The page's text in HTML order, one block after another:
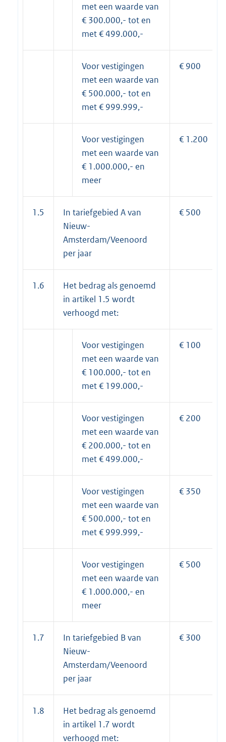
met een waarde van
€ 300.000,- tot en
met € 499.000,-
Voor vestigingen
met een waarde van
€ 500.000,- tot en
met € 999.999,-
€ 900
Voor vestigingen
met een waarde van
€ 1.000.000,- en
meer
€ 1.200
1.5
In tariefgebied A van
Nieuw-
Amsterdam/Veenoord
per jaar
€ 500
1.6
Het bedrag als genoemd
in artikel 1.5 wordt
verhoogd met:
Voor vestigingen
met een waarde van
€ 100.000,- tot en
met € 199.000,-
€ 100
Voor vestigingen
met een waarde van
€ 200.000,- tot en
met € 499.000,-
€ 200
Voor vestigingen
met een waarde van
€ 500.000,- tot en
met € 999.999,-
€ 350
Voor vestigingen
met een waarde van
€ 1.000.000,- en
meer
€ 500
1.7
In tariefgebied B van
Nieuw-
Amsterdam/Veenoord
per jaar
€ 300
1.8
Het bedrag als genoemd
in artikel 1.7 wordt
verhoogd met: